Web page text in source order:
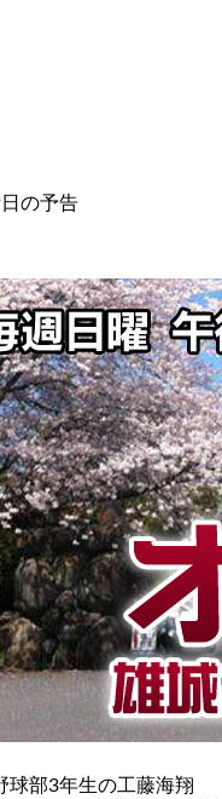
の予告
球部3年生の工藤海翔